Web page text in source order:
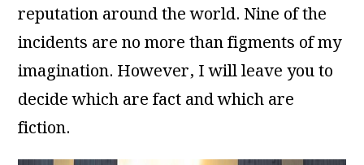
reputation around the world. Nine of the
incidents are no more than figments of my
imagination. However, I will leave you to
decide which are fact and which are
fiction.